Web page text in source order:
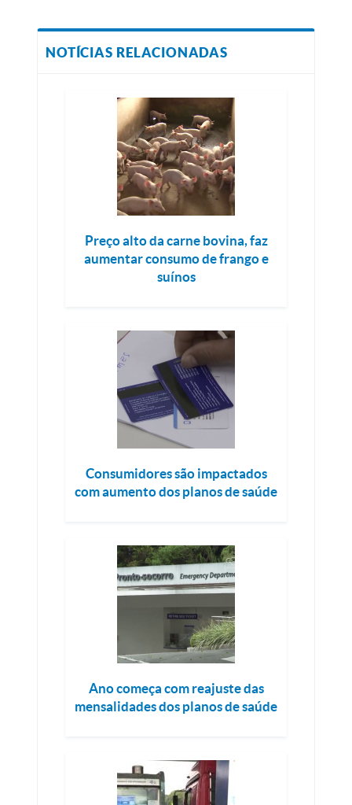
NOTÍCIAS RELACIONADAS
Preço alto da carne bovina, faz
aumentar consumo de frango e
suínos
Consumidores são impactados
com aumento dos planos de saúde
Ano começa com reajuste das
mensalidades dos planos de saúde